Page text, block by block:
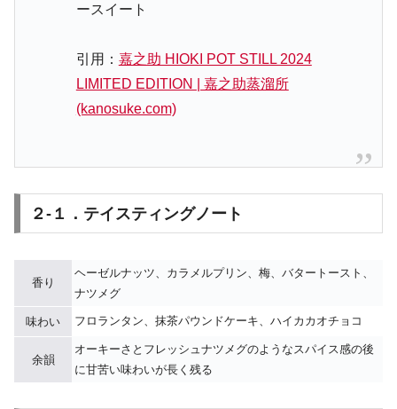
ースイート
引用： 嘉之助 HIOKI POT STILL 2024
LIMITED EDITION | 嘉之助蒸溜所
(kanosuke.com)
２-１．テイスティングノート
香り
ヘーゼルナッツ、カラメルプリン、梅、バタートースト、
ナツメグ
味わい フロランタン、抹茶パウンドケーキ、ハイカカオチョコ
余韻
オーキーさとフレッシュナツメグのようなスパイス感の後
に甘苦い味わいが長く残る